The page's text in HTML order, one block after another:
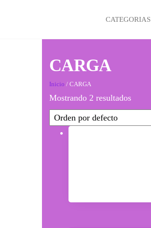
CATEGORIAS
CARGA
Inicio / CARGA
Mostrando 2 resultados